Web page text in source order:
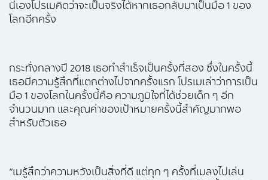
นี้เองโปรเมคิดว่าจะเป็นจริงได้หากเธอกลับมาเป็นมือ 1 ของ
โลกอีกครั้ง
กระทั่งกลางปี 2018 เธอทำสำเร็จเป็นครั้งที่สอง ซึ่งในครั้งนี้
เธอมีความรู้สึกที่แตกต่างไปจากครั้งแรก โปรเมเล่าว่าการเป็น
มือ 1 ของโลกในครั้งนี้คือ ความภูมิใจที่ได้ช่วยเด็ก ๆ อีก
จำนวนมาก และคุณค่าของเป้าหมายครั้งนี้สำคัญมากพอ
สำหรับตัวเธอ
“เมรู้สึกว่าความหวังเป็นสิ่งที่ดี แต่ทุก ๆ ครั้งที่เมลงไปเล่น